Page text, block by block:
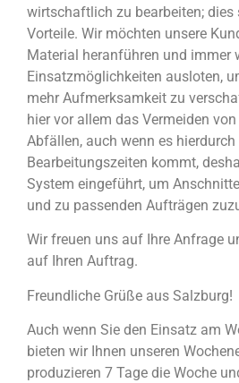
wirtschaftlich zu bearbeiten; dies
Vorteile. Wir möchten unsere
Material heranführen und immer
Einsatzmöglichkeiten ausloten,
mehr Aufmerksamkeit zu
hier vor allem das Vermeiden
Abfällen, auch wenn es hierdurch
Bearbeitungszeiten kommt,
System eingeführt, um
und zu passenden Aufträgen
Wir freuen uns auf Ihre Anfrage
auf Ihren Auftrag.
Freundliche Grüße aus Salzburg!
Auch wenn Sie den Einsatz am
bieten wir Ihnen unseren
produzieren 7 Tage die Woche